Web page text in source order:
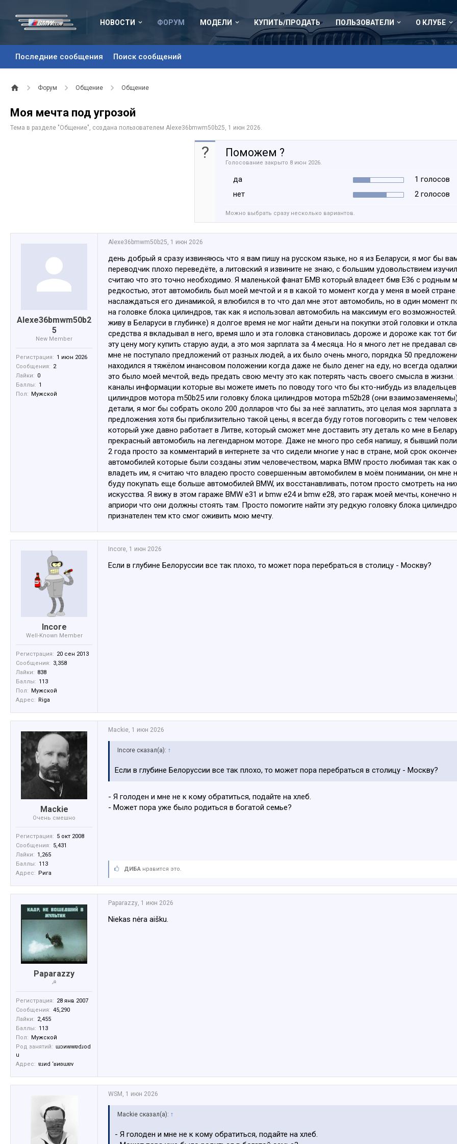
НОВОСТИ ФОРУМ
Последние сообщения Поиск сообщений
МОДЕЛИ КУПИТЬ/ПРОДАТЬ ПОЛЬЗОВАТЕЛИ О КЛУБЕ
Форум Общение Общение
Моя мечта под угрозой
Тема в разделе "Общение", создана пользователем Alexe36bmwm50b25, 1 июн 2026.
? Поможем ?
Голосование закрыто 8 июн 2026.
да
1 голосов
нет
2 голосов
Можно выбрать сразу несколько вариантов.
Alexe36bmwm50b2
5
New Member
Регистрация: 1 июн 2026
Сообщения: 2
Лайки: 0
Баллы: 1
Пол: Мужской
Alexe36bmwm50b25, 1 июн 2026
день добрый я сразу извиняюсь что я вам пишу на русском языке, но я из Беларуси, я мог бы
переводчик плохо переведёте, а литовский я извините не знаю, с большим удовольствием
считаю что это точно необходимо. Я маленькой фанат БМВ который владеет бмв Е36 с родным
редкостью, этот автомобиль был моей мечтой и я в какой то момент когда у меня в моей
наслаждаться его динамикой, я влюбился в то что дал мне этот автомобиль, но в один момент
на головке блока цилиндров, так как я использовал автомобиль на максимум его
живу в Беларуси в глубинке) я долгое время не мог найти деньги на покупки этой головки и
средства я вкладывал в него, время шло и эта головка становилась дороже и дороже как тот
эту цену могу купить старую ауди, а это моя зарплата за 4 месяца. Но я много лет не
мне не поступало предложений от разных людей, а их было очень много, порядка 50
находился я тяжёлом инансовом положении когда даже не было денег на еду, но всегда
это было моей мечтой, ведь предать свою мечту это как потерять часть своего смысла в
каналы информации которые вы можете иметь по поводу того что бы кто-нибудь из
цилиндров мотора m50b25 или головку блока цилиндров мотора m52b28 (они
детали, я мог бы собрать около 200 долларов что бы за неё заплатить, это целая моя зарплата
предложения хотя бы приблизительно такой цены, я всегда буду готов поговорить с тем
который уже давно работает в Литве, который сможет мне доставить эту деталь ко мне в
прекрасный автомобиль на легендарном моторе. Даже не много про себя напишу, я бывший
2 года просто за комментарий в интернете за что сидели многие у нас в стране, мой срок
автомобилей которые были созданы этим человечеством, марка BMW просто любимая так как
владеть им, я считаю что владею просто совершенным автомобилем в моём понимании, он мне
буду покупать еще больше автомобилей BMW, их восстанавливать, потом просто смотреть на
искусства. Я вижу в этом гараже BMW e31 и bmw e24 и bmw e28, это гараж моей мечты,
априори что они должны стоять там. Просто помогите найти эту редкую головку блока
признателен тем кто смог оживить мою мечту.
Incore
Well-Known Member
Регистрация: 20 сен 2013
Сообщения: 3,358
Лайки: 838
Баллы: 113
Пол: Мужской
Адрес: Riga
Incore, 1 июн 2026
Если в глубине Белоруссии все так плохо, то может пора перебраться в столицу - Москву?
Mackie
Очень смешно
Регистрация: 5 окт 2008
Сообщения: 5,431
Лайки: 1,265
Баллы: 113
Адрес:
Рига
Mackie, 1 июн 2026
Incore сказал(а): ↑
Если в глубине Белоруссии все так плохо, то может пора перебраться в столицу - Москву?
- Я голоден и мне не к кому обратиться, подайте на хлеб.
- Может пора уже было родиться в богатой семье?
ДИБА нравится это.
Paparazzy
☭
Регистрация: 28 янв 2007
Сообщения: 45,290
Лайки: 2,455
Баллы: 113
Пол:
Мужской
Род занятий: ɯɔиwwɐdɹоd
u
Адрес: ɐɹиd ‘ʁиʚɯɐv
Paparazzy, 1 июн 2026
Niekas nėra aišku.
WSM , 1 июн 2026
Mackie сказал(а): ↑
- Я голоден и мне не к кому обратиться, подайте на хлеб.